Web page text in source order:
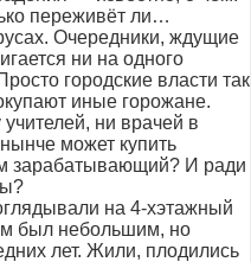
переживёт ли…
Очередники, ждущие
ни на одного
городские власти так
иные горожане.
ни врачей в
может купить
зарабатывающий? И ради
на 4-хэтажный
был небольшим, но
лет. Жили, плодились